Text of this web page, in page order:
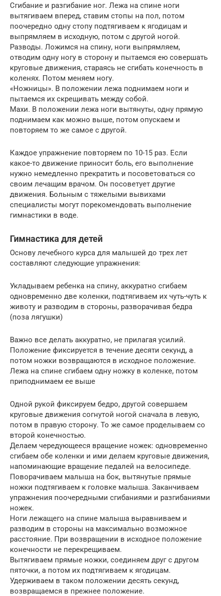
Сгибание и разгибание ног. Лежа на спине ноги
вытягиваем вперед, ставим стопы на пол, потом
поочередно одну стопу подтягиваем к ягодицам и
выпрямляем в исходную, потом с другой ногой.
Разводы. Ложимся на спину, ноги выпрямляем,
отводим одну ногу в сторону и пытаемся ею совершать
круговые движения, стараясь не сгибать конечность в
коленях. Потом меняем ногу.
«Ножницы». В положении лежа поднимаем ноги и
пытаемся их скрещивать между собой.
Махи. В положении лежа ноги вытянуты, одну прямую
поднимаем как можно выше, потом опускаем и
повторяем то же самое с другой.
Каждое упражнение повторяем по 10-15 раз. Если
какое-то движение приносит боль, его выполнение
нужно немедленно прекратить и посоветоваться со
своим лечащим врачом. Он посоветует другие
движения. Больным с тяжелыми вывихами
специалисты могут порекомендовать выполнение
гимнастики в воде.
Гимнастика для детей
Основу лечебного курса для малышей до трех лет
составляют следующие упражнения:
Укладываем ребенка на спину, аккуратно сгибаем
одновременно две коленки, подтягиваем их чуть-чуть к
животу и разводим в стороны, разворачивая бедра
(поза лягушки)
Важно все делать аккуратно, не прилагая усилий.
Положение фиксируется в течение десяти секунд, а
потом ножки возвращаются в исходное положение.
Лежа на спине сгибаем одну ножку в коленке, потом
приподнимаем ее выше
Одной рукой фиксируем бедро, другой совершаем
круговые движения согнутой ногой сначала в левую,
потом в правую сторону. То же самое проделываем со
второй конечностью.
Делаем чередующееся вращение ножек: одновременно
сгибаем обе коленки и ими делаем круговые движения,
напоминающие вращение педалей на велосипеде.
Поворачиваем малыша на бок, вытянутые прямые
ножки подтягиваем к головке малыша. Заканчиваем
упражнения поочередными сгибаниями и разгибаниями
ножек.
Ноги лежащего на спине малыша выравниваем и
разводим в стороны на максимально возможное
расстояние. При возвращении в исходное положение
конечности не перекрещиваем.
Вытягиваем прямые ножки, соединяем друг с другом
пяточки, а потом их подтягиваем к ягодицам.
Удерживаем в таком положении десять секунд,
возвращаемся в прежнее положение.